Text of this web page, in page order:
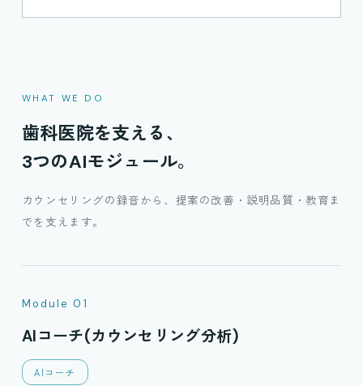
WHAT WE DO
歯科医院を支える、
3つのAIモジュール。
カウンセリングの録音から、提案の改善・説明品質・教育ま
でを支えます。
Module 01
AIコーチ(カウンセリング分析)
AIコーチ